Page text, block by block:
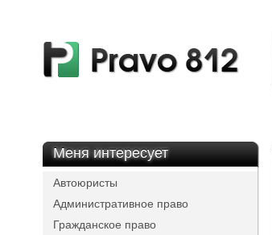
Меня интересует
Автоюристы
Административное право
Гражданское право